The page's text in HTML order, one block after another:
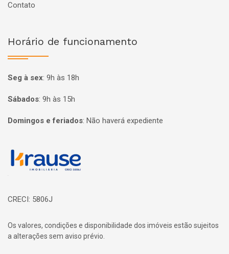
Contato
Horário de funcionamento
Seg à sex: 9h às 18h
Sábados: 9h às 15h
Domingos e feriados: Não haverá expediente
Página inicial
CRECI: 5806J
Os valores, condições e disponibilidade dos imóveis estão sujeitos
a alterações sem aviso prévio.